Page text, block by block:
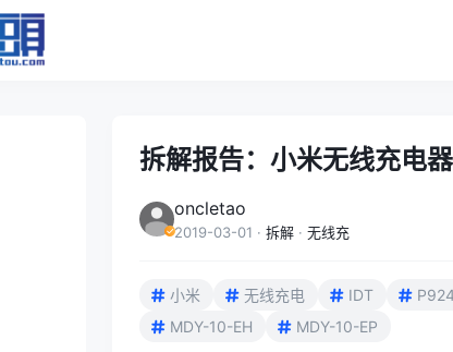
拆解报告：小米无线充电
oncletao
2019-03-01 · 拆解 · 无线充
小米 无线充电 IDT
MDY-10-EH
MDY-10-EP